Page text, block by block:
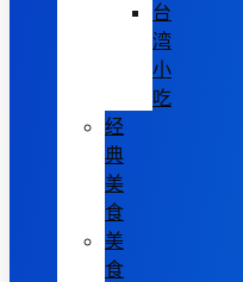
台
湾
小
吃
经
典
美
食
美
食